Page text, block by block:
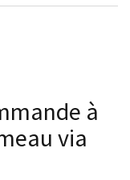
à
via